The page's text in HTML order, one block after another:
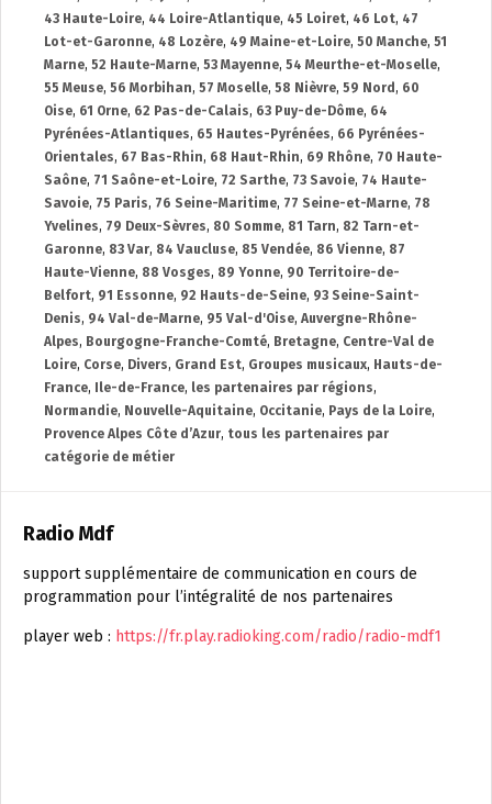
43 Haute-Loire, 44 Loire-Atlantique, 45 Loiret, 46 Lot, 47
Lot-et-Garonne, 48 Lozère, 49 Maine-et-Loire, 50 Manche, 51
Marne, 52 Haute-Marne, 53 Mayenne, 54 Meurthe-et-Moselle,
55 Meuse, 56 Morbihan, 57 Moselle, 58 Nièvre, 59 Nord, 60
Oise, 61 Orne, 62 Pas-de-Calais, 63 Puy-de-Dôme, 64
Pyrénées-Atlantiques, 65 Hautes-Pyrénées, 66 Pyrénées-
Orientales, 67 Bas-Rhin, 68 Haut-Rhin, 69 Rhône, 70 Haute-
Saône, 71 Saône-et-Loire, 72 Sarthe, 73 Savoie, 74 Haute-
Savoie, 75 Paris, 76 Seine-Maritime, 77 Seine-et-Marne, 78
Yvelines, 79 Deux-Sèvres, 80 Somme, 81 Tarn, 82 Tarn-et-
Garonne, 83 Var, 84 Vaucluse, 85 Vendée, 86 Vienne, 87
Haute-Vienne, 88 Vosges, 89 Yonne, 90 Territoire-de-
Belfort, 91 Essonne, 92 Hauts-de-Seine, 93 Seine-Saint-
Denis, 94 Val-de-Marne, 95 Val-d'Oise, Auvergne-Rhône-
Alpes, Bourgogne-Franche-Comté, Bretagne, Centre-Val de
Loire, Corse, Divers, Grand Est, Groupes musicaux, Hauts-de-
France, Ile-de-France, les partenaires par régions,
Normandie, Nouvelle-Aquitaine, Occitanie, Pays de la Loire,
Provence Alpes Côte d’Azur, tous les partenaires par
catégorie de métier
Radio Mdf
support supplémentaire de communication en cours de
programmation pour l’intégralité de nos partenaires
player web : https://fr.play.radioking.com/radio/radio-mdf1